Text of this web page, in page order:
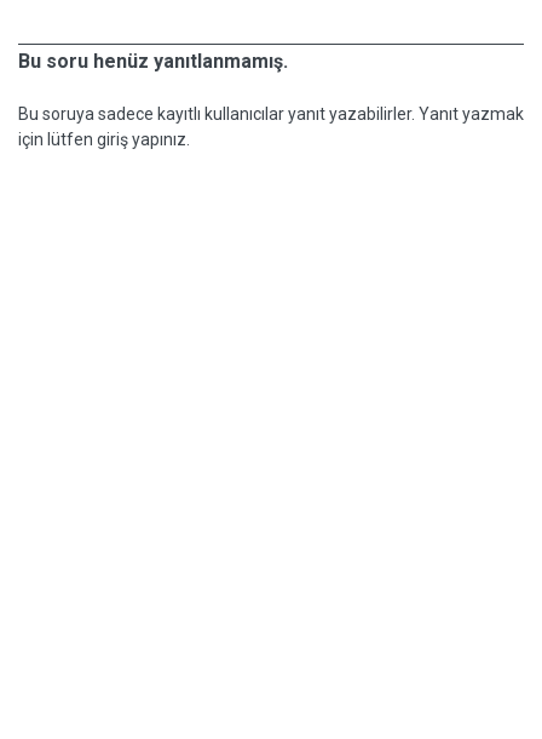
Bu soru henüz yanıtlanmamış.
Bu soruya sadece kayıtlı kullanıcılar yanıt yazabilirler. Yanıt yazmak
için lütfen giriş yapınız.